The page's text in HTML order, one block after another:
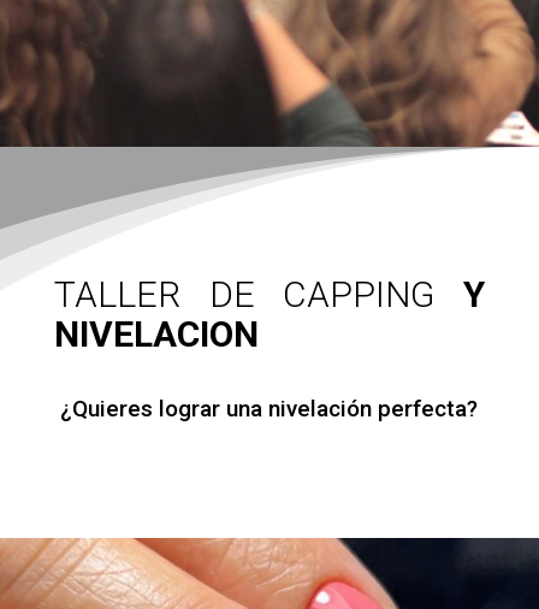
TALLER DE CAPPING
Y
NIVELACION
¿Quieres lograr una nivelación perfecta?